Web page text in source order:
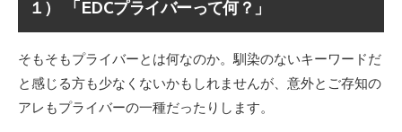
１） 「EDCプライバーって何？」
そもそもプライバーとは何なのか。馴染のないキーワードだ
と感じる方も少なくないかもしれませんが、意外とご存知の
アレもプライバーの一種だったりします。